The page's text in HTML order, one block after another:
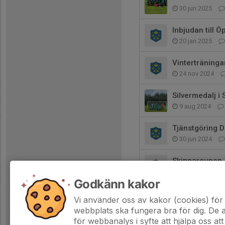
30 jun 2025
Inbjudan till
20 jan 2025
24 nov 2024
Silvermedalj i
9 aug 2024
Tjänstgöring
30 jun 2024
Skinnarcupen
9 maj 2024
Godkänn kakor
Vi använder oss av kakor (cookies)
webbplats ska fungera bra för dig. De
för webbanalys i syfte att hjälpa oss